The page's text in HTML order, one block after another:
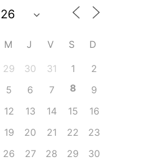
M J V S D
29 30 31 1
2
5 6 7 8
9
12 13 14 15
16
19 20 21 22
23
26 27 28 29
30